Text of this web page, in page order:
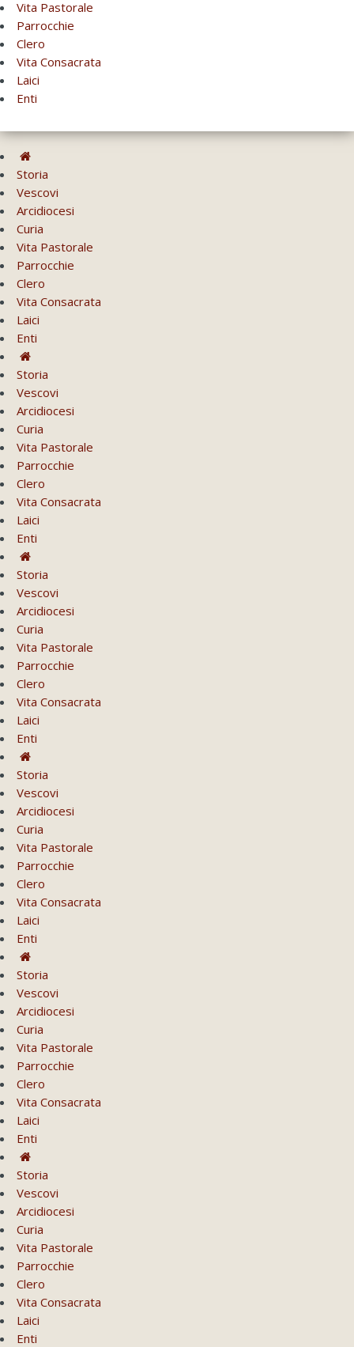
Vita Pastorale
Parrocchie
Clero
Vita Consacrata
Laici
Enti
Storia
Vescovi
Arcidiocesi
Curia
Vita Pastorale
Parrocchie
Clero
Vita Consacrata
Laici
Enti
Storia
Vescovi
Arcidiocesi
Curia
Vita Pastorale
Parrocchie
Clero
Vita Consacrata
Laici
Enti
Storia
Vescovi
Arcidiocesi
Curia
Vita Pastorale
Parrocchie
Clero
Vita Consacrata
Laici
Enti
Storia
Vescovi
Arcidiocesi
Curia
Vita Pastorale
Parrocchie
Clero
Vita Consacrata
Laici
Enti
Storia
Vescovi
Arcidiocesi
Curia
Vita Pastorale
Parrocchie
Clero
Vita Consacrata
Laici
Enti
Storia
Vescovi
Arcidiocesi
Curia
Vita Pastorale
Parrocchie
Clero
Vita Consacrata
Laici
Enti